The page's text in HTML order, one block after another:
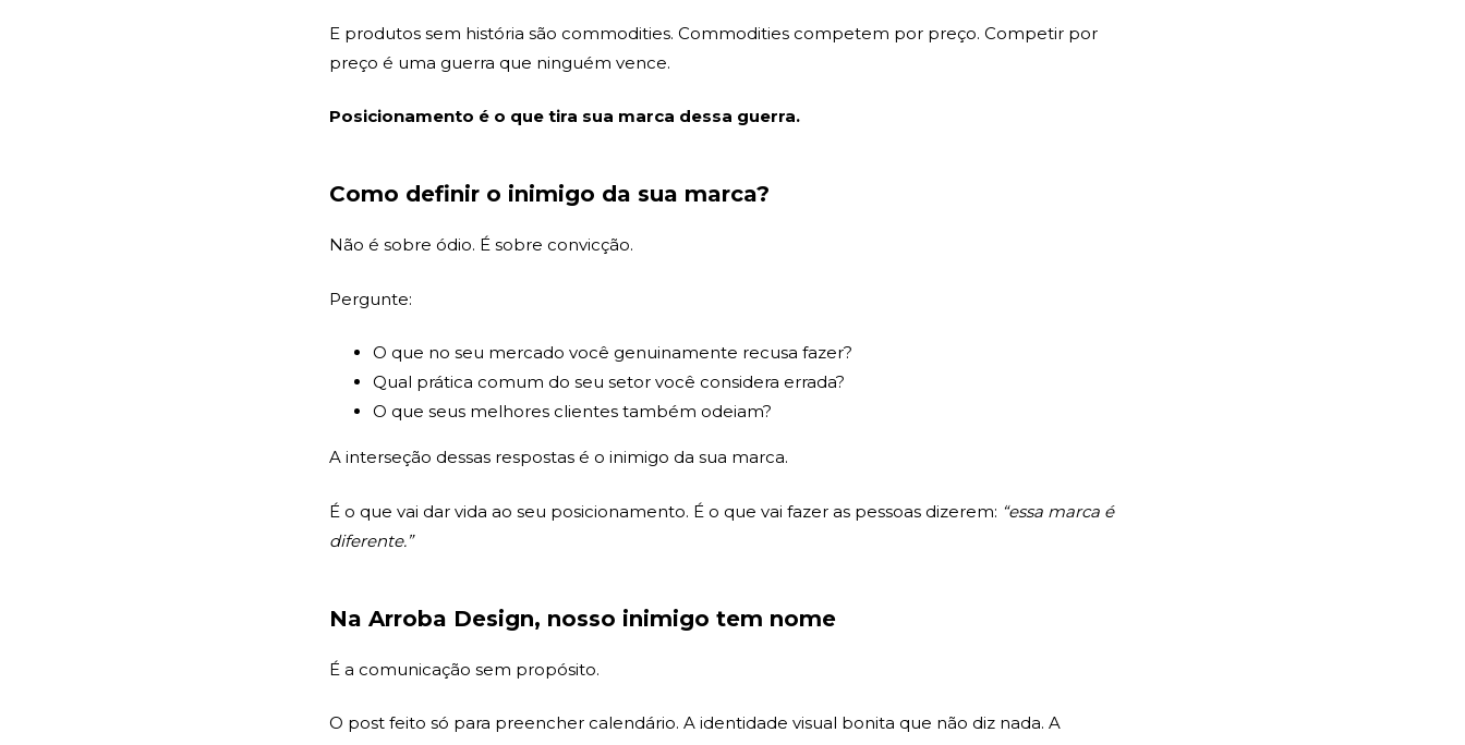
E produtos sem história são commodities. Commodities competem por preço. Competir por
preço é uma guerra que ninguém vence.
Posicionamento é o que tira sua marca dessa guerra.
Como definir o inimigo da sua marca?
Não é sobre ódio. É sobre convicção.
Pergunte:
O que no seu mercado você genuinamente recusa fazer?
Qual prática comum do seu setor você considera errada?
O que seus melhores clientes também odeiam?
A interseção dessas respostas é o inimigo da sua marca.
É o que vai dar vida ao seu posicionamento. É o que vai fazer as pessoas dizerem: “essa marca é
diferente.”
Na Arroba Design, nosso inimigo tem nome
É a comunicação sem propósito.
O post feito só para preencher calendário. A identidade visual bonita que não diz nada. A